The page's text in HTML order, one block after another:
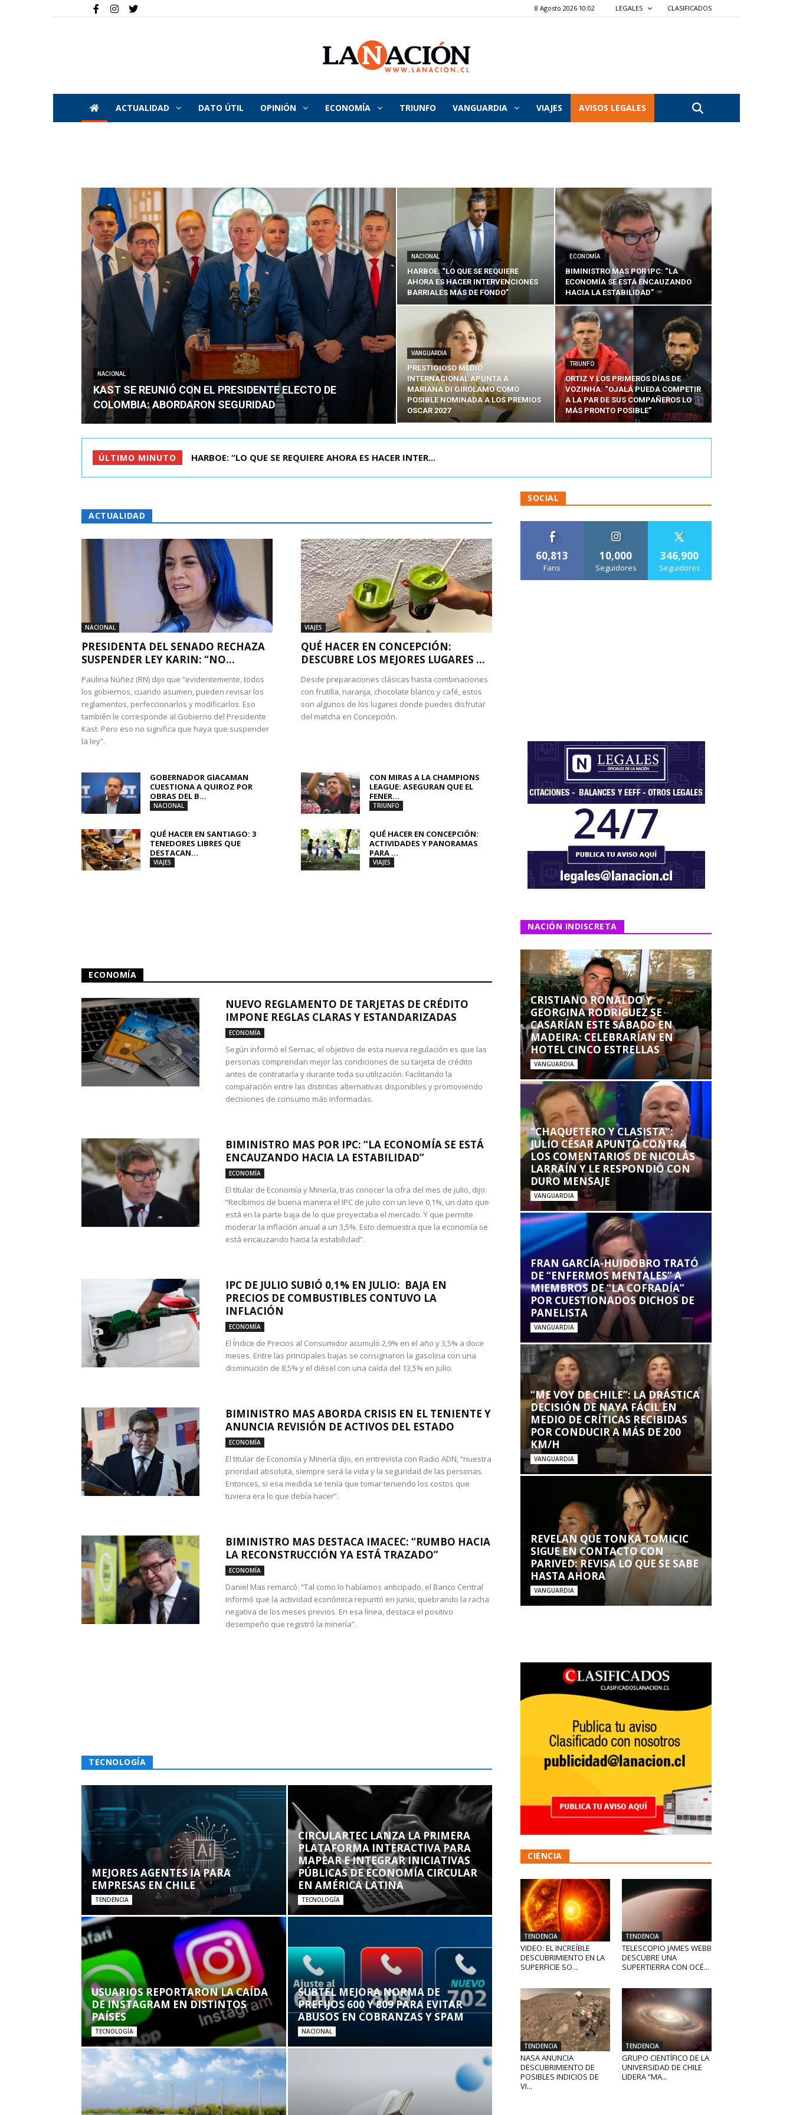
8 Agosto 2026 10:02 LEGALES CLASIFICADOS
La
Nación
ACTUALIDAD DATO ÚTIL OPINIÓN ECONOMÍA TRIUNFO VANGUARDIA VIAJES AVISOS LEGALES
NACIONAL
KAST SE REUNIÓ CON EL PRESIDENTE ELECTO DE
COLOMBIA: ABORDARON SEGURIDAD
NACIONAL
HARBOE: “LO QUE SE REQUIERE
AHORA ES HACER INTERVENCIONES
BARRIALES MÁS DE FONDO”
ECONOMÍA
BIMINISTRO MAS POR IPC: “LA
ECONOMÍA SE ESTÁ ENCAUZANDO
HACIA LA ESTABILIDAD”
VANGUARDIA
PRESTIGIOSO MEDIO
INTERNACIONAL APUNTA A
MARIANA DI GIROLAMO COMO
POSIBLE NOMINADA A LOS PREMIOS
OSCAR 2027
TRIUNFO
ORTIZ Y LOS PRIMEROS DÍAS DE
VOZINHA: “OJALÁ PUEDA COMPETIR
A LA PAR DE SUS COMPAÑEROS LO
MÁS PRONTO POSIBLE”
ÚLTIMO MINUTO BIMINISTRO MAS POR IPC: “LA ECONOMÍA SE ESTÁ ENC...
ACTUALIDAD
NACIONAL
PRESIDENTA DEL SENADO RECHAZA
SUSPENDER LEY KARIN: “NO...
Paulina Núñez (RN) dijo que “evidentemente, todos
los gobiernos, cuando asumen, pueden revisar los
reglamentos, perfeccionarlos y modificarlos. Eso
también le corresponde al Gobierno del Presidente
Kast. Pero eso no significa que haya que suspender
la ley”.
VIAJES
QUÉ HACER EN CONCEPCIÓN:
DESCUBRE LOS MEJORES LUGARES ...
Desde preparaciones clásicas hasta combinaciones
con frutilla, naranja, chocolate blanco y café, estos
son algunos de los lugares donde puedes disfrutar
del matcha en Concepción.
GOBERNADOR GIACAMAN
CUESTIONA A QUIROZ POR
OBRAS DEL B...
NACIONAL
CON MIRAS A LA CHAMPIONS
LEAGUE: ASEGURAN QUE EL
FENER...
TRIUNFO
QUÉ HACER EN SANTIAGO: 3
TENEDORES LIBRES QUE
DESTACAN...
VIAJES
QUÉ HACER EN CONCEPCIÓN:
ACTIVIDADES Y PANORAMAS
PARA ...
VIAJES
ECONOMÍA
NUEVO REGLAMENTO DE TARJETAS DE CRÉDITO
IMPONE REGLAS CLARAS Y ESTANDARIZADAS
ECONOMÍA
Según informó el Sernac, el objetivo de esta nueva regulación es que las
personas comprendan mejor las condiciones de su tarjeta de crédito
antes de contratarla y durante toda su utilización. Facilitando la
comparación entre las distintas alternativas disponibles y promoviendo
decisiones de consumo más informadas.
BIMINISTRO MAS POR IPC: “LA ECONOMÍA SE ESTÁ
ENCAUZANDO HACIA LA ESTABILIDAD”
ECONOMÍA
El titular de Economía y Minería, tras conocer la cifra del mes de julio, dijo:
“Recibimos de buena manera el IPC de julio con un leve 0,1%, un dato que
está en la parte baja de lo que proyectaba el mercado. Y que permite
moderar la inflación anual a un 3,5%. Esto demuestra que la economía se
está encauzando hacia la estabilidad”.
IPC DE JULIO SUBIÓ 0,1% EN JULIO: BAJA EN
PRECIOS DE COMBUSTIBLES CONTUVO LA
INFLACIÓN
ECONOMÍA
El Índice de Precios al Consumidor acumuló 2,9% en el año y 3,5% a doce
meses. Entre las principales bajas se consignaron la gasolina con una
disminución de 8,5% y el diésel con una caída del 13,5% en julio.
BIMINISTRO MAS ABORDA CRISIS EN EL TENIENTE Y
ANUNCIA REVISIÓN DE ACTIVOS DEL ESTADO
ECONOMÍA
El titular de Economía y Minería dijo, en entrevista con Radio ADN, “nuestra
prioridad absoluta, siempre será la vida y la seguridad de las personas.
Entonces, si esa medida se tenía que tomar teniendo los costos que
tuviera era lo que debía hacer”.
BIMINISTRO MAS DESTACA IMACEC: “RUMBO HACIA
LA RECONSTRUCCIÓN YA ESTÁ TRAZADO”
ECONOMÍA
Daniel Mas remarcó: “Tal como lo habíamos anticipado, el Banco Central
informó que la actividad económica repuntó en junio, quebrando la racha
negativa de los meses previos. En esa línea, destaca el positivo
desempeño que registró la minería”.
TECNOLOGÍA
MEJORES AGENTES IA PARA
EMPRESAS EN CHILE
TENDENCIA
CIRCULARTEC LANZA LA PRIMERA
PLATAFORMA INTERACTIVA PARA
MAPEAR E INTEGRAR INICIATIVAS
PÚBLICAS DE ECONOMÍA CIRCULAR
EN AMÉRICA LATINA
TECNOLOGÍA
USUARIOS REPORTARON LA CAÍDA
DE INSTAGRAM EN DISTINTOS
PAÍSES
TECNOLOGÍA
SUBTEL MEJORA NORMA DE
PREFIJOS 600 Y 809 PARA EVITAR
ABUSOS EN COBRANZAS Y SPAM
NACIONAL
SOCIAL
60,813
Fans
10,000
Seguidores
346,900
Seguidores
NACIÓN INDISCRETA
CRISTIANO RONALDO Y
GEORGINA RODRÍGUEZ SE
CASARÍAN ESTE SÁBADO EN
MADEIRA: CELEBRARÍAN EN
HOTEL CINCO ESTRELLAS
VANGUARDIA
“CHAQUETERO Y CLASISTA”:
JULIO CÉSAR APUNTÓ CONTRA
LOS COMENTARIOS DE NICOLÁS
LARRAÍN Y LE RESPONDIÓ CON
DURO MENSAJE
VANGUARDIA
FRAN GARCÍA-HUIDOBRO TRATÓ
DE “ENFERMOS MENTALES” A
MIEMBROS DE “LA COFRADÍA”
POR CUESTIONADOS DICHOS DE
PANELISTA
VANGUARDIA
“ME VOY DE CHILE”: LA DRÁSTICA
DECISIÓN DE NAYA FÁCIL EN
MEDIO DE CRÍTICAS RECIBIDAS
POR CONDUCIR A MÁS DE 200
KM/H
VANGUARDIA
REVELAN QUE TONKA TOMICIC
SIGUE EN CONTACTO CON
PARIVED: REVISA LO QUE SE SABE
HASTA AHORA
VANGUARDIA
CIENCIA
TENDENCIA
VIDEO: EL INCREÍBLE
DESCUBRIMIENTO EN LA
SUPERFICIE SO...
TENDENCIA
TELESCOPIO JAMES WEBB
DESCUBRE UNA
SUPERTIERRA CON OCÉ...
TENDENCIA
NASA ANUNCIA
DESCUBRIMIENTO DE
POSIBLES INDICIOS DE
VI...
TENDENCIA
GRUPO CIENTÍFICO DE LA
UNIVERSIDAD DE CHILE
LIDERA “MA...